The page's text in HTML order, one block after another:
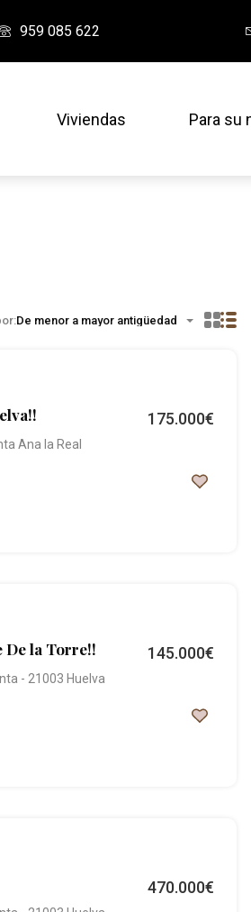
959 085 622
Viviendas Para su
De menor a mayor antigüedad
Ana la Real
175.000€
De la Torre!!
- 21003 Huelva
145.000€
470.000€